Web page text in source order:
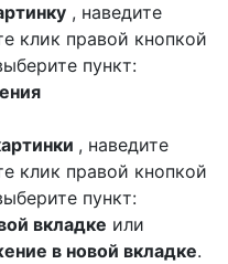
, наведите
клик правой кнопкой
пункт:
, наведите
клик правой кнопкой
пункт:
вкладке или
в новой вкладке.